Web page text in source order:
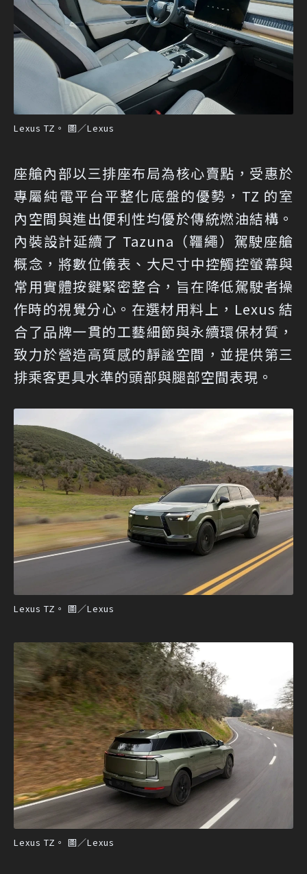
Lexus TZ。 圖／Lexus
座艙內部以三排座布局為核心賣點，受惠於
專屬純電平台平整化底盤的優勢，TZ 的室
內空間與進出便利性均優於傳統燃油結構。
內裝設計延續了 Tazuna（韁繩）駕駛座艙
概念，將數位儀表、大尺寸中控觸控螢幕與
常用實體按鍵緊密整合，旨在降低駕駛者操
作時的視覺分心。在選材用料上，Lexus 結
合了品牌一貫的工藝細節與永續環保材質，
致力於營造高質感的靜謐空間，並提供第三
排乘客更具水準的頭部與腿部空間表現。
Lexus TZ。 圖／Lexus
Lexus TZ。 圖／Lexus